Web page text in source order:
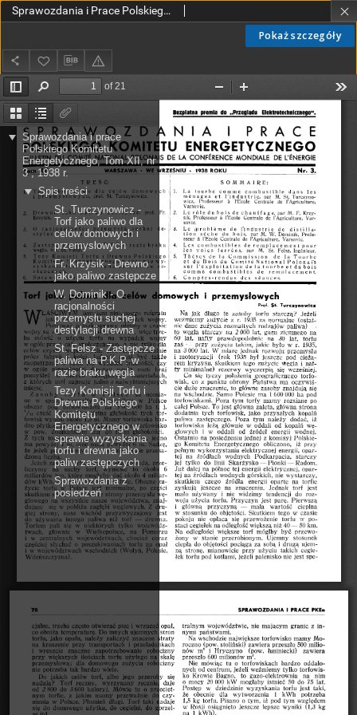
Pokaż szczegóły
Sprawozdania i Prace Polskiego Komitetu Energetycznego T. XII nr 3 (1938)